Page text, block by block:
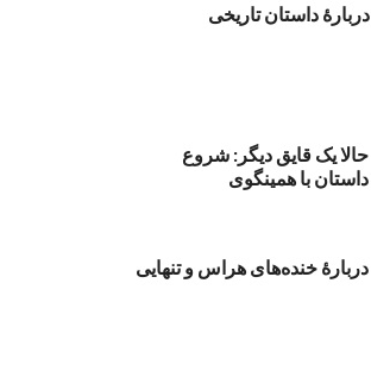
دربارۀ داستان تاریخی
حالا یک قایق دیگر: شروع
داستان با همینگوی
دربارهٔ خنده‌های هراس و تنهایی